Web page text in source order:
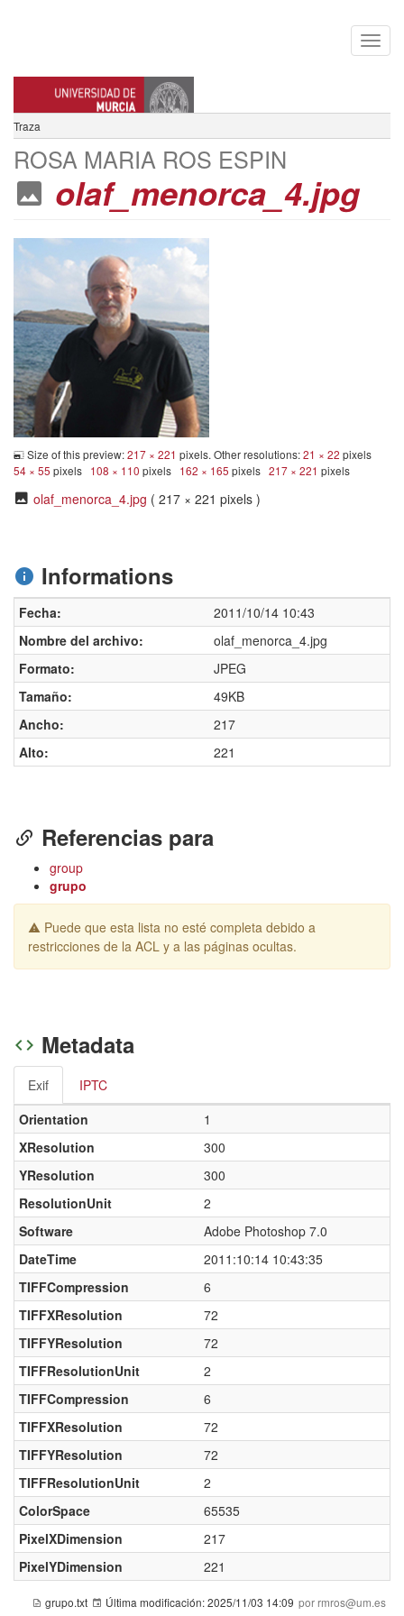
ROSA MARIA ROS ESPIN
Traza
olaf_menorca_4.jpg
Size of this preview:217 × 221 pixels. Other resolutions:21 × 22 pixels
54 × 55 pixels 108 × 110 pixels 162 × 165 pixels 217 × 221 pixels
olaf_menorca_4.jpg ( 217 × 221 pixels )
Informations
Fecha:
2011/10/14 10:43
Nombre del archivo:
olaf_menorca_4.jpg
Formato:
JPEG
Tamaño:
49KB
Ancho:
217
Alto:
221
Referencias para
group
grupo
Puede que esta lista no esté completa debido a
restricciones de la ACL y a las páginas ocultas.
Metadata
Exif
IPTC
Orientation
1
XResolution
300
YResolution
300
ResolutionUnit
2
Software
Adobe Photoshop 7.0
DateTime
2011:10:14 10:43:35
TIFFCompression
6
TIFFXResolution
72
TIFFYResolution
72
TIFFResolutionUnit
2
TIFFCompression
6
TIFFXResolution
72
TIFFYResolution
72
TIFFResolutionUnit
2
ColorSpace
65535
PixelXDimension
217
PixelYDimension
221
grupo.txt Última modificación:2025/11/03 14:09 por rmros@um.es